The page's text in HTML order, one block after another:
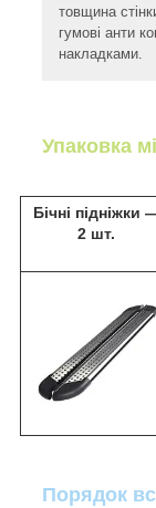
товщина
гумові анти
накладками.
Упаковка
Бічні підніжки
2 шт.
Порядок